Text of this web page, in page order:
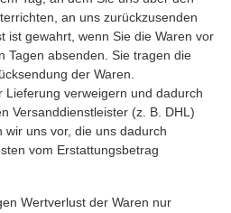
an uns zurückzusenden
ist gewahrt, wenn Sie die Waren vor
Tagen absenden. Sie tragen die
der Waren.
Lieferung verweigern und dadurch
Versanddienstleister (z. B. DHL)
uns vor, die uns dadurch
vom Erstattungsbetrag
Wertverlust der Waren nur